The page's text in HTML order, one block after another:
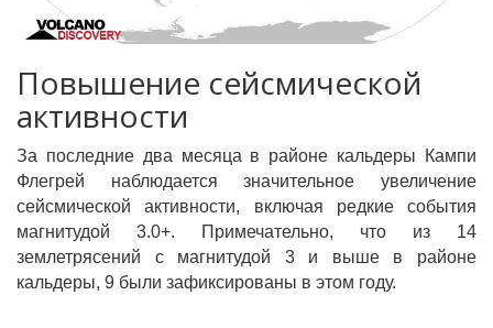
Повышение сейсмической
активности
За последние два месяца в районе кальдеры Кампи
Флегрей наблюдается значительное увеличение
сейсмической активности, включая редкие события
магнитудой 3.0+. Примечательно, что из 14
землетрясений с магнитудой 3 и выше в районе
кальдеры, 9 были зафиксированы в этом году.